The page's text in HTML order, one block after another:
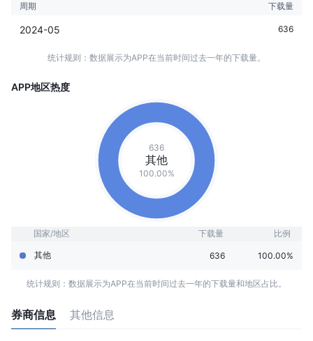
周期 下载量
2024-05 636
统计规则：数据展示为APP在当前时间过去一年的下载量。
APP地区热度
636
其他
100.00%
国家/地区 下载量 比例
其他 636 100.00%
统计规则：数据展示为APP在当前时间过去一年的下载量和地区占比。
券商信息 其他信息